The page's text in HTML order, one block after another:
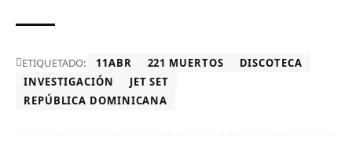
ETIQUETADO: 11ABR 221 MUERTOS
DISCOTECA
INVESTIGACIÓN
JET SET
REPÚBLICA DOMINICANA